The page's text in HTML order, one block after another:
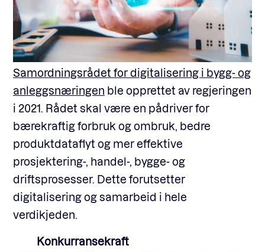
Samordningsrådet for digitalisering i bygg- og
anleggsnæringen ble opprettet av regjeringen
i 2021. Rådet skal være en pådriver for
bærekraftig forbruk og ombruk, bedre
produktdataflyt og mer effektive
prosjektering-, handel-, bygge- og
driftsprosesser. Dette forutsetter
digitalisering og samarbeid i hele
verdikjeden.
Konkurransekraft